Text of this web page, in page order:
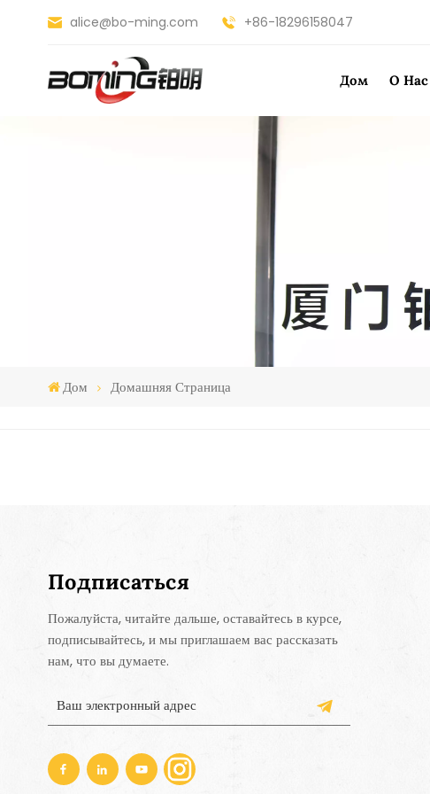
alice@bo-ming.com +86-18296158047
Дом О Нас
Дом Домашняя Страница
Подписаться
Пожалуйста, читайте дальше, оставайтесь в курсе,
подписывайтесь, и мы приглашаем вас рассказать
нам, что вы думаете.